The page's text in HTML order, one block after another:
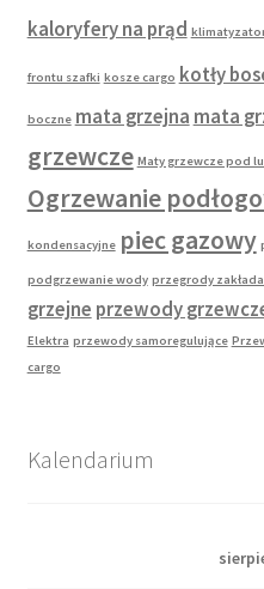
kaloryfery na prąd
frontu szafki kosze cargo kotły
boczne mata grzejna mata
grzewcze Maty grzewcze pod
Ogrzewanie
kondensacyjne piec gazowy
podgrzewanie wody przegrody
grzejne przewody
Elektra przewody samoregulujące
cargo
Kalendarium